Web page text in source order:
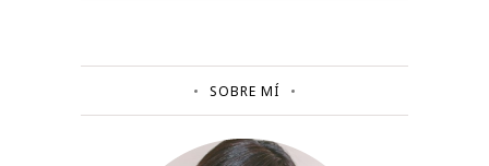
SOBRE MÍ